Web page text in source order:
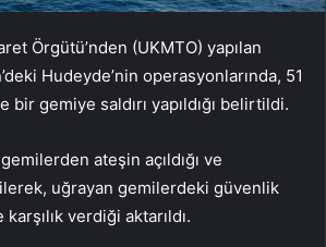
Örgütü’nden (UKMTO) yapılan
Hudeyde’nin operasyonlarında, 51
gemiye saldırı yapıldığı belirtildi.
ateşin açıldığı ve
uğrayan gemilerdeki güvenlik
verdiği aktarıldı.